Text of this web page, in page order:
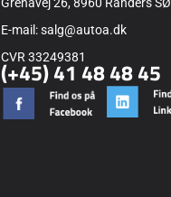
Grenåvej 26, 8960 Randers SØ
E-mail: salg@autoa.dk
CVR 33249381
(+45) 41 48 48 45